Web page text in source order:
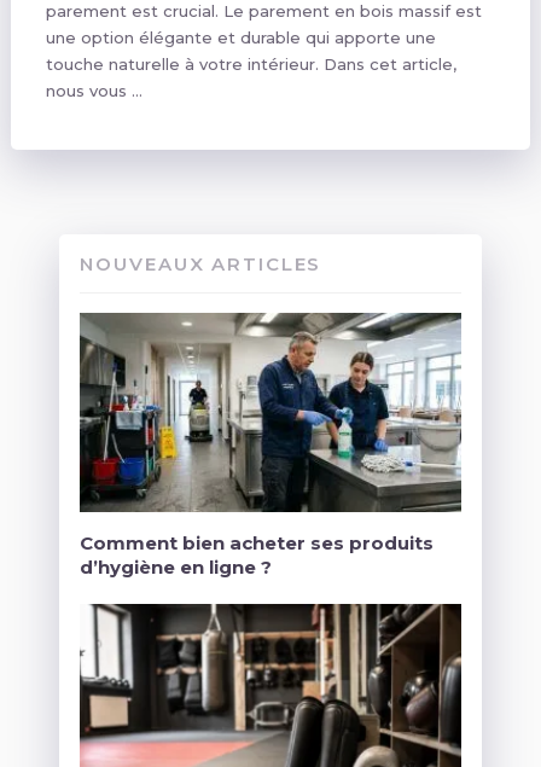
parement est crucial. Le parement en bois massif est
une option élégante et durable qui apporte une
touche naturelle à votre intérieur. Dans cet article,
nous vous …
NOUVEAUX ARTICLES
Comment bien acheter ses produits
d’hygiène en ligne ?